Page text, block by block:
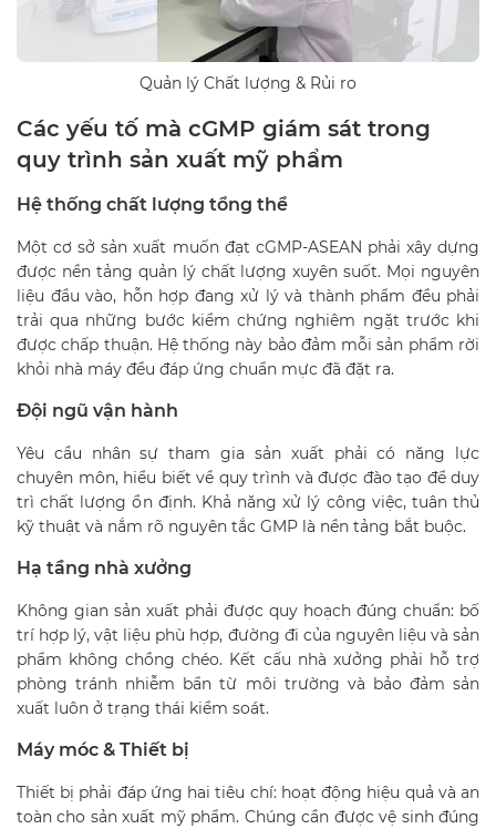
Quản lý Chất lượng & Rủi ro
Các yếu tố mà cGMP giám sát trong
quy trình sản xuất mỹ phẩm
Hệ thống chất lượng tổng thể
Một cơ sở sản xuất muốn đạt cGMP-ASEAN phải xây dựng
được nền tảng quản lý chất lượng xuyên suốt. Mọi nguyên
liệu đầu vào, hỗn hợp đang xử lý và thành phẩm đều phải
trải qua những bước kiểm chứng nghiêm ngặt trước khi
được chấp thuận. Hệ thống này bảo đảm mỗi sản phẩm rời
khỏi nhà máy đều đáp ứng chuẩn mực đã đặt ra.
Đội ngũ vận hành
Yêu cầu nhân sự tham gia sản xuất phải có năng lực
chuyên môn, hiểu biết về quy trình và được đào tạo để duy
trì chất lượng ổn định. Khả năng xử lý công việc, tuân thủ
kỹ thuật và nắm rõ nguyên tắc GMP là nền tảng bắt buộc.
Hạ tầng nhà xưởng
Không gian sản xuất phải được quy hoạch đúng chuẩn: bố
trí hợp lý, vật liệu phù hợp, đường đi của nguyên liệu và sản
phẩm không chồng chéo. Kết cấu nhà xưởng phải hỗ trợ
phòng tránh nhiễm bẩn từ môi trường và bảo đảm sản
xuất luôn ở trạng thái kiểm soát.
Máy móc & Thiết bị
Thiết bị phải đáp ứng hai tiêu chí: hoạt động hiệu quả và an
toàn cho sản xuất mỹ phẩm. Chúng cần được vệ sinh đúng